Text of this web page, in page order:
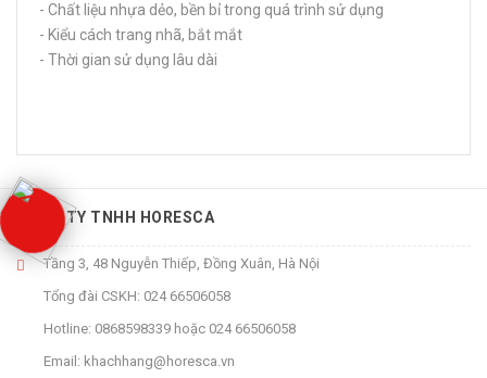
- Chất liệu nhựa dẻo, bền bỉ trong quá trình sử dụng
- Kiểu cách trang nhã, bắt mắt
- Thời gian sử dụng lâu dài
CÔNG TY TNHH HORESCA
Tầng 3, 48 Nguyễn Thiếp, Đồng Xuân, Hà Nội
Tổng đài CSKH: 024 66506058
Hotline: 0868598339 hoặc 024 66506058
Email: khachhang@horesca.vn